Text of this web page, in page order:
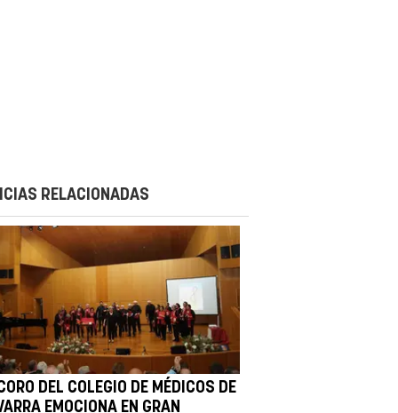
RELACIONADAS
DEL COLEGIO DE MÉDICOS DE
EMOCIONA EN GRAN